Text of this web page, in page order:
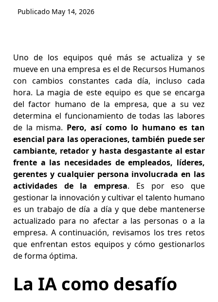
Publicado May 14, 2026
Uno de los equipos qué más se actualiza y se
mueve en una empresa es el de Recursos Humanos
con cambios constantes cada día, incluso cada
hora. La magia de este equipo es que se encarga
del factor humano de la empresa, que a su vez
determina el funcionamiento de todas las labores
de la misma. Pero, así como lo humano es tan
esencial para las operaciones, también puede ser
cambiante, retador y hasta desgastante al estar
frente a las necesidades de empleados, líderes,
gerentes y cualquier persona involucrada en las
actividades de la empresa. Es por eso que
gestionar la innovación y cultivar el talento humano
es un trabajo de día a día y que debe mantenerse
actualizado para no afectar a las personas o a la
empresa. A continuación, revisamos los tres retos
que enfrentan estos equipos y cómo gestionarlos
de forma óptima.
La IA como desafío